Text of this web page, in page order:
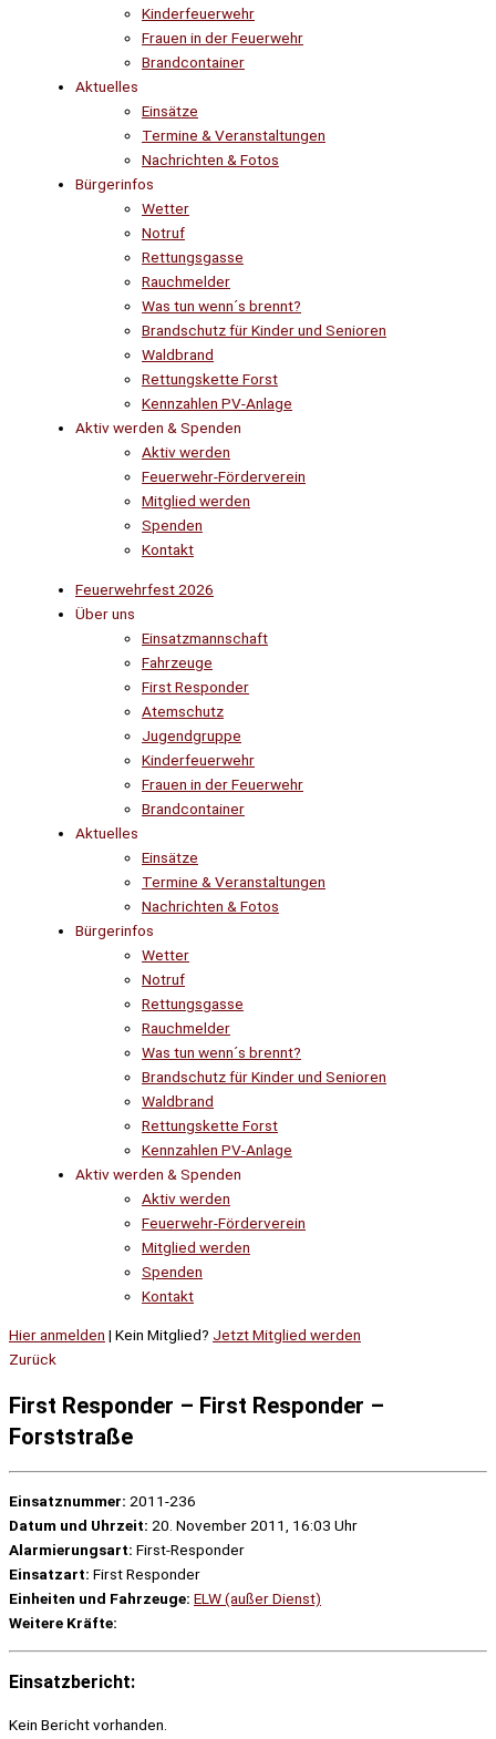
Kinderfeuerwehr
Frauen in der Feuerwehr
Brandcontainer
Aktuelles
Einsätze
Termine & Veranstaltungen
Nachrichten & Fotos
Bürgerinfos
Wetter
Notruf
Rettungsgasse
Rauchmelder
Was tun wenn´s brennt?
Brandschutz für Kinder und Senioren
Waldbrand
Rettungskette Forst
Kennzahlen PV-Anlage
Aktiv werden & Spenden
Aktiv werden
Feuerwehr-Förderverein
Mitglied werden
Spenden
Kontakt
Feuerwehrfest 2026
Über uns
Einsatzmannschaft
Fahrzeuge
First Responder
Atemschutz
Jugendgruppe
Kinderfeuerwehr
Frauen in der Feuerwehr
Brandcontainer
Aktuelles
Einsätze
Termine & Veranstaltungen
Nachrichten & Fotos
Bürgerinfos
Wetter
Notruf
Rettungsgasse
Rauchmelder
Was tun wenn´s brennt?
Brandschutz für Kinder und Senioren
Waldbrand
Rettungskette Forst
Kennzahlen PV-Anlage
Aktiv werden & Spenden
Aktiv werden
Feuerwehr-Förderverein
Mitglied werden
Spenden
Kontakt
Hier anmelden | Kein Mitglied? Jetzt Mitglied werden
Zurück
First Responder – First Responder –
Forststraße
Einsatznummer: 2011-236
Datum und Uhrzeit: 20. November 2011, 16:03 Uhr
Alarmierungsart: First-Responder
Einsatzart: First Responder
Einheiten und Fahrzeuge: ELW (außer Dienst)
Weitere Kräfte:
Einsatzbericht:
Kein Bericht vorhanden.